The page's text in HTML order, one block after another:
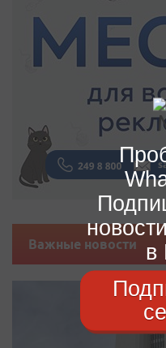
Важные новости
в